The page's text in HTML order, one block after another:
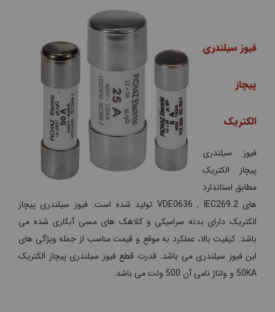
فیوز سیلندری
پیچاز
الکتریک
فیوز سیلندری
پیچاز الکتریک
مطابق استاندارد
های VDE0636 , IEC269.2 تولید شده است. فیوز سیلندری پیچاز
الکتریک دارای بدنه سرامیکی و کلاهک های مسی آبکاری شده می
باشد. کیفیت بالا، عملکرد به موقع و قیمت مناسب از جمله ویژگی های
این فیوز سیلندری می باشد. قدرت قطع فیوز سیلندری پیچاز الکتریک
50KA و ولتاژ نامی آن 500 ولت می باشد.